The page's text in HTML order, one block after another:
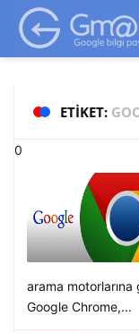
google-site-
ETIKET:
0
arama motorlarına
Google Chrome,...